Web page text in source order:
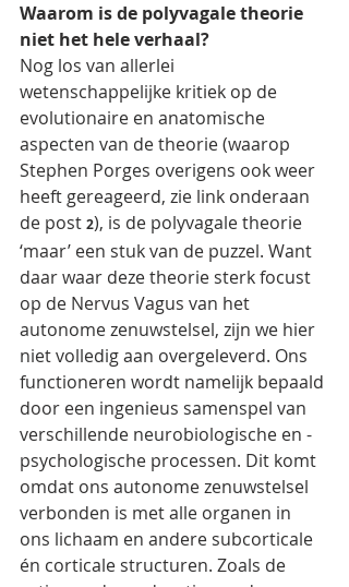
Waarom is de polyvagale theorie
niet het hele verhaal?
Nog los van allerlei
wetenschappelijke kritiek op de
evolutionaire en anatomische
aspecten van de theorie (waarop
Stephen Porges overigens ook weer
heeft gereageerd, zie link onderaan
de post 2), is de polyvagale theorie
‘maar’ een stuk van de puzzel. Want
daar waar deze theorie sterk focust
op de Nervus Vagus van het
autonome zenuwstelsel, zijn we hier
niet volledig aan overgeleverd. Ons
functioneren wordt namelijk bepaald
door een ingenieus samenspel van
verschillende neurobiologische en -
psychologische processen. Dit komt
omdat ons autonome zenuwstelsel
verbonden is met alle organen in
ons lichaam en andere subcorticale
én corticale structuren. Zoals de